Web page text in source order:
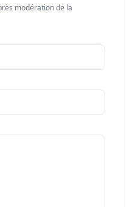
modération de la